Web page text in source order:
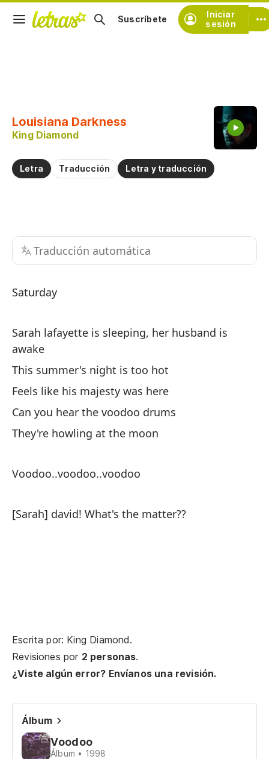
Iniciar
sesión
Suscríbete
Louisiana Darkness
King Diamond
Letra Traducción Letra y traducción
Traducción automática
Saturday
Sarah lafayette is sleeping, her husband is
awake
This summer's night is too hot
Feels like his majesty was here
Can you hear the voodoo drums
They're howling at the moon
Voodoo..voodoo..voodoo
[Sarah] david! What's the matter??
Escrita por: King Diamond.
Revisiones por 2 personas.
¿Viste algún error? Envíanos una revisión.
Álbum
Voodoo
Álbum • 1998
Practicar la pronunciación de